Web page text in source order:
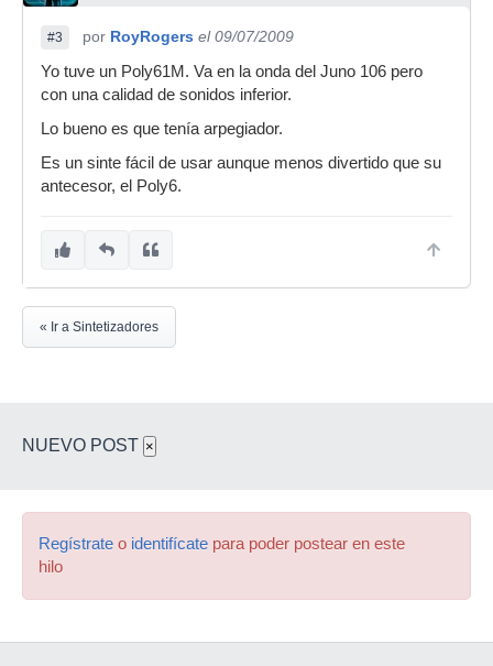
#3 por RoyRogers el 09/07/2009
Yo tuve un Poly61M. Va en la onda del Juno 106 pero
con una calidad de sonidos inferior.
Lo bueno es que tenía arpegiador.
Es un sinte fácil de usar aunque menos divertido que su
antecesor, el Poly6.
« Ir a Sintetizadores
NUEVO POST ×
Regístrate o identifícate para poder postear en este
hilo